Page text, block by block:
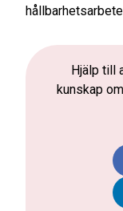
Hjälp till
kunskap